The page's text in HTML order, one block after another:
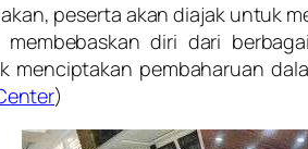
peserta akan diajak untuk
diri dari
pembaharuan
)